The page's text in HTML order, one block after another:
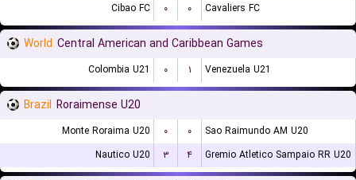
Cibao FC ۰ ۰ Cavaliers FC
World Central American and Caribbean Games
Colombia U21 ۰ ۱ Venezuela U21
Brazil Roraimense U20
Monte Roraima U20 ۰ ۰
Sao Raimundo AM U20
Nautico U20
۳ ۴ Gremio Atletico Sampaio RR U20